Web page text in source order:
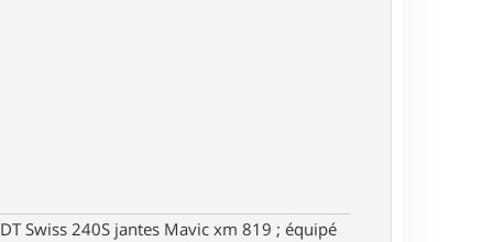
Swiss 240S jantes Mavic xm 819 ; équipé